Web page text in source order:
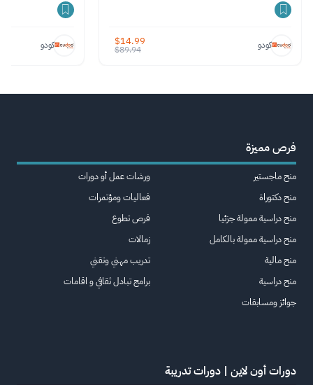
كودو $14.99
$89.94 كودو
فرص مميزة
منح ماجستير
منح دكتوراة
منح دراسية ممولة جزئيا
منح دراسية ممولة بالكامل
منح مالية
منح دراسية
جوائز ومسابقات
ورشات عمل أو دورات
فعاليات ومؤتمرات
فرص تطوع
زمالات
تدريب مهني وتقني
برامج تبادل ثقافي و اقامات
دورات أون لاين | دورات تدريبة